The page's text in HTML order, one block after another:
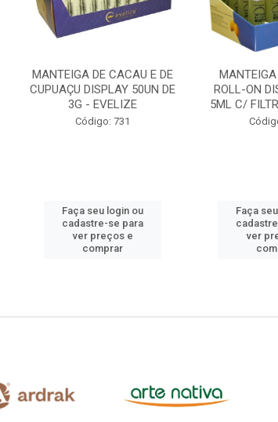
MANTEIGA DE CACAU
ROLL-ON DISPLAY 24UN
5ML C/ FILTRO SOLAR +...
Código: 708
Faça seu login ou
cadastre-se para
ver preços e
comprar
7,5ML BALM
Faça
ver